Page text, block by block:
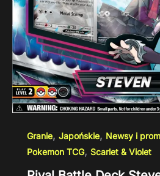
Granie, Japońskie, Newsy i
Pokemon TCG, Scarlet & Violet